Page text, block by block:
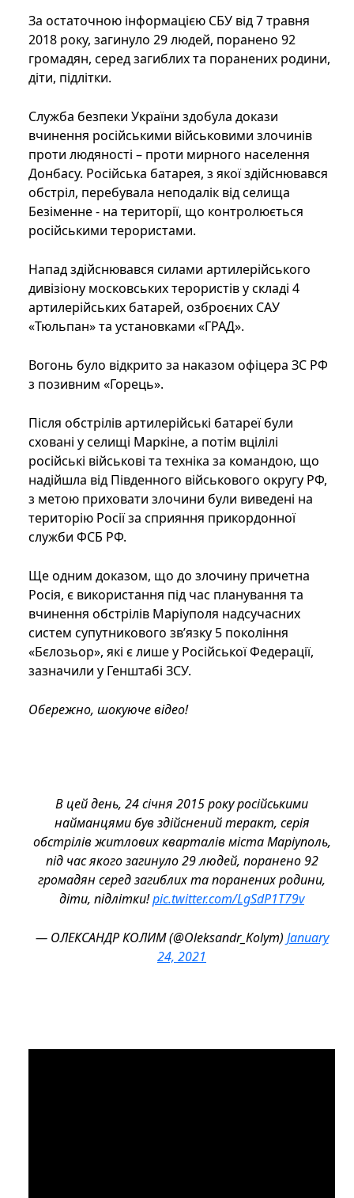
За остаточною інформацією СБУ від 7 травня
2018 року, загинуло 29 людей, поранено 92
громадян, серед загиблих та поранених родини,
діти, підлітки.
Служба безпеки України здобула докази
вчинення російськими військовими злочинів
проти людяності – проти мирного населення
Донбасу. Російська батарея, з якої здійснювався
обстріл, перебувала неподалік від селища
Безіменне - на території, що контролюється
російськими терористами.
Напад здійснювався силами артилерійського
дивізіону московських терористів у складі 4
артилерійських батарей, озброєних САУ
«Тюльпан» та установками «ГРАД».
Вогонь було відкрито за наказом офіцера ЗС РФ
з позивним «Горець».
Після обстрілів артилерійські батареї були
сховані у селищі Маркіне, а потім вцілілі
російські військові та техніка за командою, що
надійшла від Південного військового округу РФ,
з метою приховати злочини були виведені на
територію Росії за сприяння прикордонної
служби ФСБ РФ.
Ще одним доказом, що до злочину причетна
Росія, є використання під час планування та
вчинення обстрілів Маріуполя надсучасних
систем супутникового зв’язку 5 покоління
«Бєлозьор», які є лише у Російської Федерації,
зазначили у Генштабі ЗСУ.
Обережно, шокуюче відео!
В цей день, 24 січня 2015 року російськими
найманцями був здійснений теракт, серія
обстрілів житлових кварталів міста Маріуполь,
під час якого загинуло 29 людей, поранено 92
громадян серед загиблих та поранених родини,
діти, підлітки!pic.twitter.com/LgSdP1T79v
— ОЛЕКСАНДР КОЛИМ (@Oleksandr_Kolym) January
24, 2021